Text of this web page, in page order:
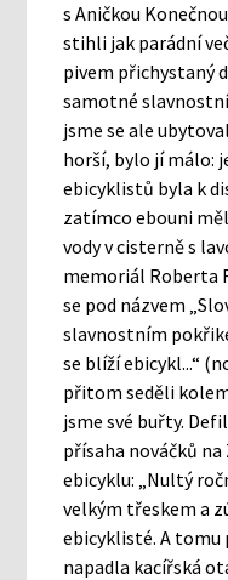
s Aničkou
stihli jak parádní
pivem přichystaný
samotné
jsme se ale
horší, bylo jí málo:
ebicyklistů byla k
zatímco ebouni
vody v cisterně s
memoriál Roberta
se pod názvem
slavnostním
se blíží ebicykl...“
přitom seděli
jsme své buřty.
přísaha nováčků
ebicyklu: „Nultý
velkým třeskem a
ebicyklisté. A tomu
napadla kacířská